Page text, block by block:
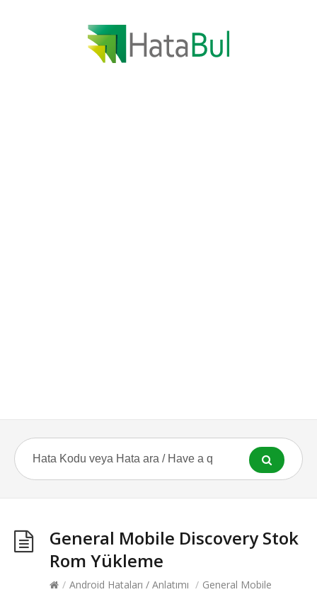
General Mobile Discovery Stok
Rom Yükleme
/ Android Hataları / Anlatımı / General Mobile